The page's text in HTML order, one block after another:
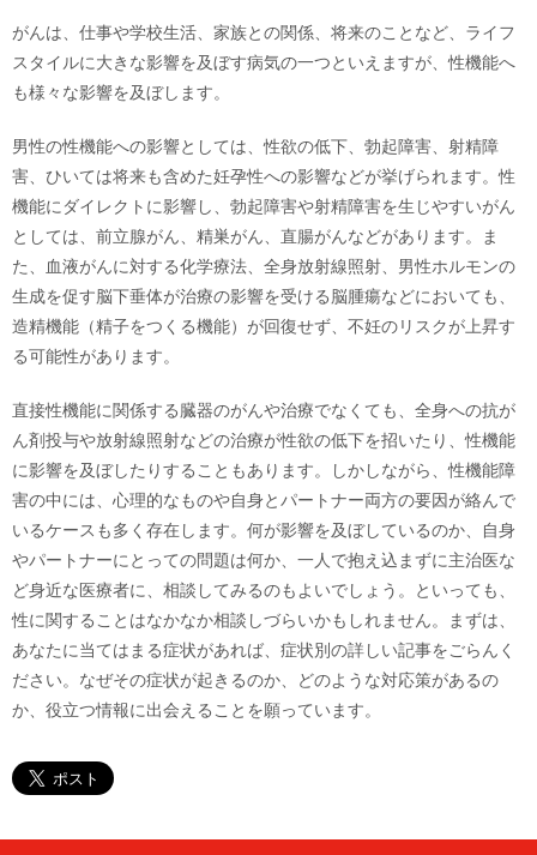
がんは、仕事や学校生活、家族との関係、将来のことなど、ライフ
スタイルに大きな影響を及ぼす病気の一つといえますが、性機能へ
も様々な影響を及ぼします。
男性の性機能への影響としては、性欲の低下、勃起障害、射精障
害、ひいては将来も含めた妊孕性への影響などが挙げられます。性
機能にダイレクトに影響し、勃起障害や射精障害を生じやすいがん
としては、前立腺がん、精巣がん、直腸がんなどがあります。ま
た、血液がんに対する化学療法、全身放射線照射、男性ホルモンの
生成を促す脳下垂体が治療の影響を受ける脳腫瘍などにおいても、
造精機能（精子をつくる機能）が回復せず、不妊のリスクが上昇す
る可能性があります。
直接性機能に関係する臓器のがんや治療でなくても、全身への抗が
ん剤投与や放射線照射などの治療が性欲の低下を招いたり、性機能
に影響を及ぼしたりすることもあります。しかしながら、性機能障
害の中には、心理的なものや自身とパートナー両方の要因が絡んで
いるケースも多く存在します。何が影響を及ぼしているのか、自身
やパートナーにとっての問題は何か、一人で抱え込まずに主治医な
ど身近な医療者に、相談してみるのもよいでしょう。といっても、
性に関することはなかなか相談しづらいかもしれません。まずは、
あなたに当てはまる症状があれば、症状別の詳しい記事をごらんく
ださい。なぜその症状が起きるのか、どのような対応策があるの
か、役立つ情報に出会えることを願っています。